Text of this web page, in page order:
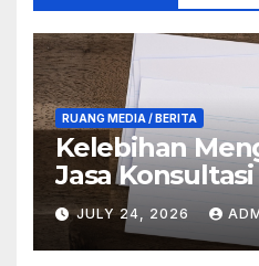
RUANG MEDIA / BERITA
Kelebihan
Jasa
Anambas
JULY 24, 2026